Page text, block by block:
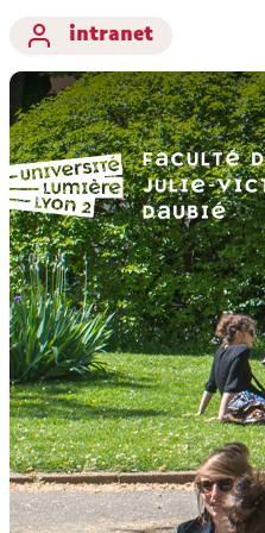
intranet